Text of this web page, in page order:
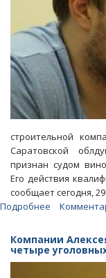
строительной
Саратовской
признан судом
Его действия
сообщает сегодня,
Подробнее
депутата
облдумы
Алексея
Компании
четыре